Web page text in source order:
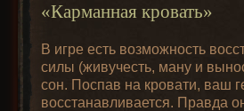
«Карманная кровать»
В игре есть возможность
силы (живучесть, ману и
сон. Поспав на кровати, ваш
восстанавливается. Правда